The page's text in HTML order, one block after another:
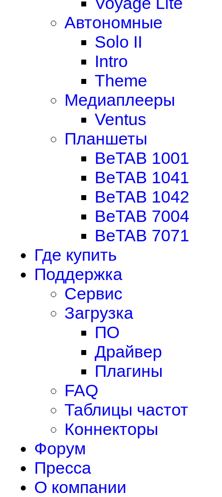
Автономные
Solo II
Intro
Theme
Медиаплееры
Ventus
Планшеты
BeTAB 1001
BeTAB 1041
BeTAB 1042
BeTAB 7004
BeTAB 7071
Где купить
Поддержка
Сервис
Загрузка
ПО
Драйвер
Плагины
FAQ
Таблицы частот
Коннекторы
Форум
Пресса
О компании